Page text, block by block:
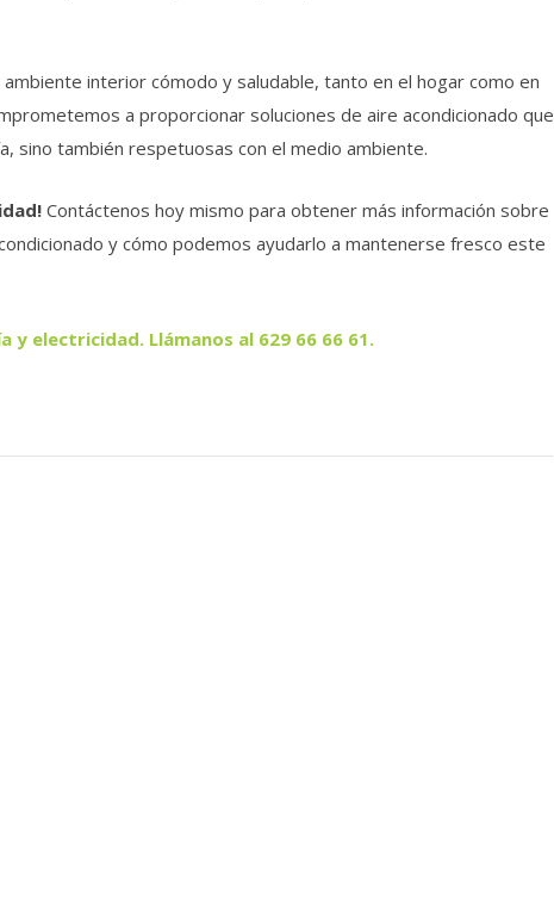
interior cómodo y saludable, tanto en el hogar como en
a proporcionar soluciones de aire acondicionado que
sino también respetuosas con el medio ambiente.
Contáctenos hoy mismo para obtener más información sobre
y cómo podemos ayudarlo a mantenerse fresco este
y electricidad. Llámanos al 629 66 66 61.